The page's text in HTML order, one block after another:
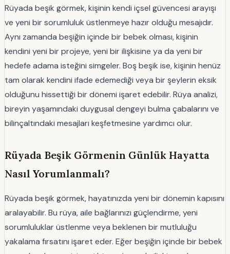
Rüyada beşik görmek, kişinin kendi içsel güvencesi arayışı
ve yeni bir sorumluluk üstlenmeye hazır olduğu mesajıdır.
Aynı zamanda beşiğin içinde bir bebek olması, kişinin
kendini yeni bir projeye, yeni bir ilişkisine ya da yeni bir
hedefe adama isteğini simgeler. Boş beşik ise, kişinin henüz
tam olarak kendini ifade edemediği veya bir şeylerin eksik
olduğunu hissettiği bir dönemi işaret edebilir. Rüya analizi,
bireyin yaşamındaki duygusal dengeyi bulma çabalarını ve
bilinçaltındaki mesajları keşfetmesine yardımcı olur.
Rüyada Beşik Görmenin Günlük Hayatta
Nasıl Yorumlanmalı?
Rüyada beşik görmek, hayatınızda yeni bir dönemin kapısını
aralayabilir. Bu rüya, aile bağlarınızı güçlendirme, yeni
sorumluluklar üstlenme veya beklenen bir mutluluğu
yakalama fırsatını işaret eder. Eğer beşiğin içinde bir bebek